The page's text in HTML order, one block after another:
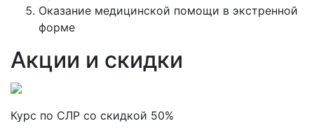
Оказание медицинской помощи в экстренной
форме
Акции и скидки
Курс по СЛР со скидкой 50%